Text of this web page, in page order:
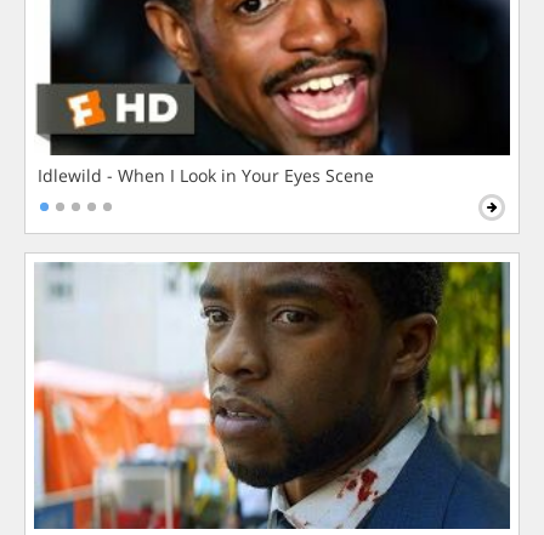
Idlewild - When I Look in Your Eyes Scene